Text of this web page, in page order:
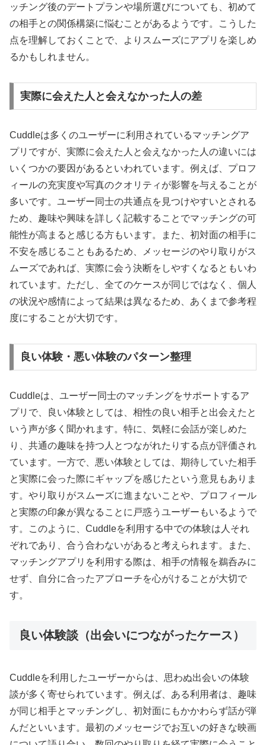
ッチング後のデートプランや場所選びについても、初めて
の相手との関係構築に悩むことがあるようです。こうした
点を理解しておくことで、よりスムーズにアプリを楽しめ
るかもしれません。
実際に会えた人と会えなかった人の差
Cuddleは多くのユーザーに利用されているマッチングア
プリですが、実際に会えた人と会えなかった人の違いには
いくつかの要因があるといわれています。例えば、プロフ
ィールの充実度や写真のクオリティが影響を与えることが
多いです。ユーザー同士の共通点を見つけやすいとされる
ため、趣味や興味を詳しく記載することでマッチングの可
能性が高まると感じる方もいます。また、初対面の相手に
不安を感じることもあるため、メッセージのやり取りがス
ムーズであれば、実際に会う決断をしやすくなるともいわ
れています。ただし、全てのケースが同じではなく、個人
の状況や感情によって結果は異なるため、あくまで参考程
度にすることが大切です。
良い体験・悪い体験のパターン整理
Cuddleは、ユーザー同士のマッチングをサポートするア
プリで、良い体験としては、相性の良い相手と出会えたと
いう声が多く聞かれます。特に、気軽に会話が楽しめた
り、共通の趣味を持つ人とつながれたりする点が評価され
ています。一方で、悪い体験としては、期待していた相手
と実際に会った際にギャップを感じたという意見もありま
す。やり取りがスムーズに進まないことや、プロフィール
と実際の印象が異なることに戸惑うユーザーもいるようで
す。このように、Cuddleを利用する中での体験は人それ
ぞれであり、合う合わないがあると考えられます。また、
マッチングアプリを利用する際は、相手の情報を鵜呑みに
せず、自分に合ったアプローチを心がけることが大切で
す。
良い体験談（出会いにつながったケース）
Cuddleを利用したユーザーからは、思わぬ出会いの体験
談が多く寄せられています。例えば、ある利用者は、趣味
が同じ相手とマッチングし、初対面にもかかわらず話が弾
んだといいます。最初のメッセージでお互いの好きな映画